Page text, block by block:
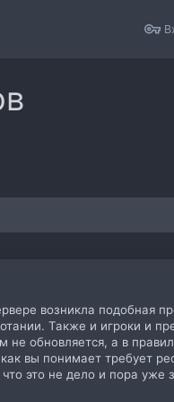
возникла подобная
Также и игроки и
обновляется, а в
вы понимает требует
это не дело и пора уже